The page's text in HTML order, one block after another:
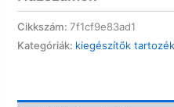
Cikkszám:7f1cf9e83ad1
Kategóriák: kiegészítők